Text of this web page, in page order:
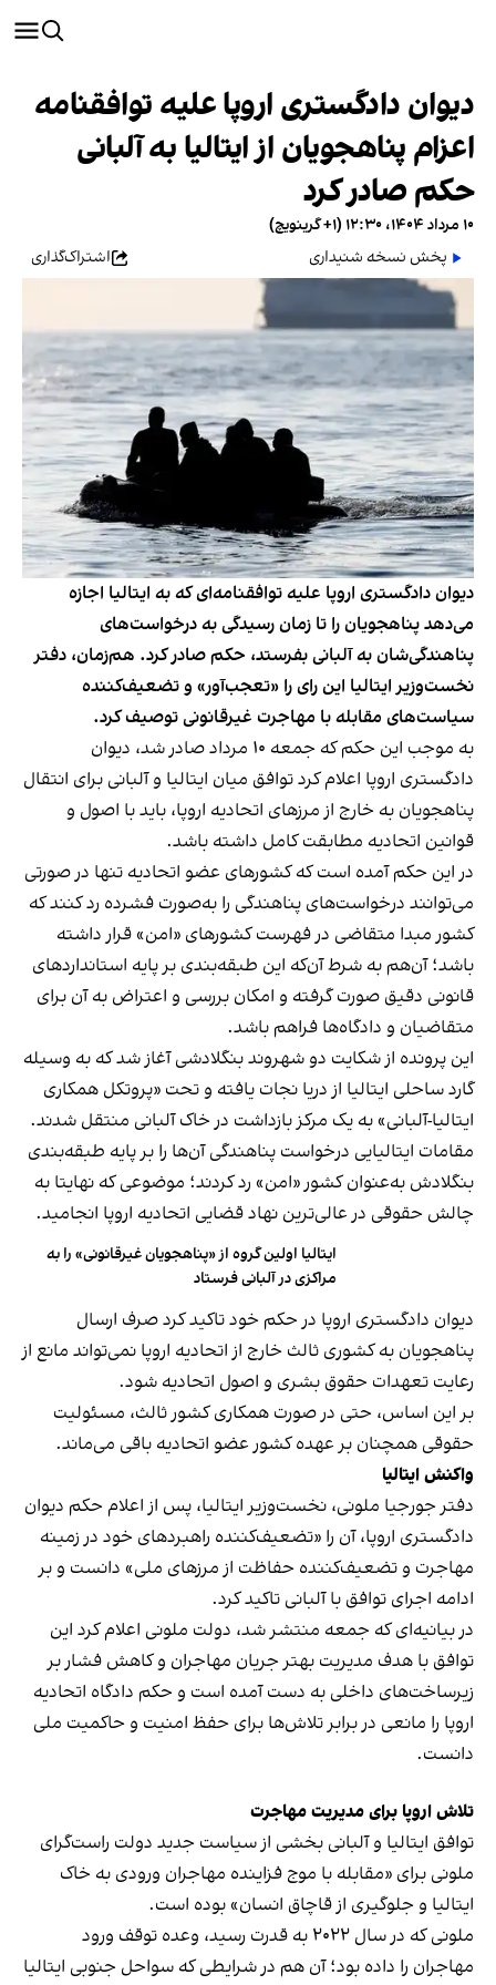
دیوان دادگستری اروپا علیه توافقنامه
اعزام پناهجویان از ایتالیا به آلبانی
حکم صادر کرد
۱۰ مرداد ۱۴۰۴، ۱۲:۳۰ (‎+۱ گرینویچ)
پخش نسخه شنیداری
اشتراک‌گذاری
دیوان دادگستری اروپا علیه توافقنامه‌ای که به ایتالیا اجازه
می‌دهد پناهجویان را تا زمان رسیدگی به درخواست‌های
پناهندگی‌شان به آلبانی بفرستد، حکم صادر کرد. هم‌زمان، دفتر
نخست‌وزیر ایتالیا این رای را «تعجب‌آور» و تضعیف‌کننده
سیاست‌های مقابله با مهاجرت غیرقانونی توصیف کرد.
به موجب این حکم که جمعه ۱۰ مرداد صادر شد، دیوان
دادگستری اروپا اعلام کرد توافق میان ایتالیا و آلبانی برای انتقال
پناهجویان به خارج از مرزهای اتحادیه اروپا، باید با اصول و
قوانین اتحادیه مطابقت کامل داشته باشد.
در این حکم آمده است که کشورهای عضو اتحادیه تنها در صورتی
می‌توانند درخواست‌های پناهندگی را به‌صورت فشرده رد کنند که
کشور مبدا متقاضی در فهرست کشورهای «امن» قرار داشته
باشد؛ آن‌هم به شرط آن‌که این طبقه‌بندی بر پایه استانداردهای
قانونی دقیق صورت گرفته و امکان بررسی و اعتراض به آن برای
متقاضیان و دادگاه‌ها فراهم باشد.
این پرونده از شکایت دو شهروند بنگلادشی آغاز شد که به وسیله
گارد ساحلی ایتالیا از دریا نجات یافته و تحت «پروتکل همکاری
ایتالیا-آلبانی» به یک مرکز بازداشت در خاک آلبانی منتقل شدند.
مقامات ایتالیایی درخواست پناهندگی آن‌ها را بر پایه طبقه‌بندی
بنگلادش به‌عنوان کشور «امن» رد کردند؛ موضوعی که نهایتا به
چالش حقوقی در عالی‌ترین نهاد قضایی اتحادیه اروپا انجامید.
ایتالیا اولین گروه از «پناهجویان غیرقانونی» را به
مراکزی در آلبانی فرستاد
دیوان دادگستری اروپا در حکم خود تاکید کرد صرف ارسال
پناهجویان به کشوری ثالث خارج از اتحادیه اروپا نمی‌تواند مانع از
رعایت تعهدات حقوق بشری و اصول اتحادیه شود.
بر این اساس، حتی در صورت همکاری کشور ثالث، مسئولیت
حقوقی همچنان بر عهده کشور عضو اتحادیه باقی می‌ماند.
واکنش ایتالیا
دفتر جورجیا ملونی، نخست‌وزیر ایتالیا، پس از اعلام حکم دیوان
دادگستری اروپا، آن را «تضعیف‌کننده راهبردهای خود در زمینه
مهاجرت و تضعیف‌کننده حفاظت از مرزهای ملی» دانست و بر
ادامه اجرای توافق با آلبانی تاکید کرد.
در بیانیه‌ای که جمعه منتشر شد، دولت ملونی اعلام کرد این
توافق با هدف مدیریت بهتر جریان مهاجران و کاهش فشار بر
زیرساخت‌های داخلی به دست آمده است و حکم دادگاه اتحادیه
اروپا را مانعی در برابر تلاش‌ها برای حفظ امنیت و حاکمیت ملی
دانست.
تلاش اروپا برای مدیریت مهاجرت
توافق ایتالیا و آلبانی بخشی از سیاست جدید دولت راست‌گرای
ملونی برای «مقابله با موج فزاینده مهاجران ورودی به خاک
ایتالیا و جلوگیری از قاچاق انسان» بوده است.
ملونی که در سال ۲۰۲۲ به قدرت رسید، وعده توقف ورود
مهاجران را داده بود؛ آن هم در شرایطی که سواحل جنوبی ایتالیا